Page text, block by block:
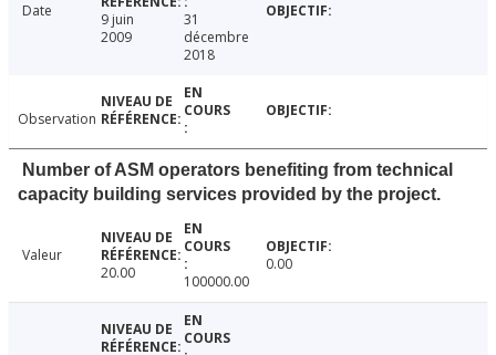
Date
9 juin
2009
31
décembre
2018
Observation
Number of ASM operators benefiting from technical
capacity building services provided by the project.
Valeur
20.00
100000.00
0.00